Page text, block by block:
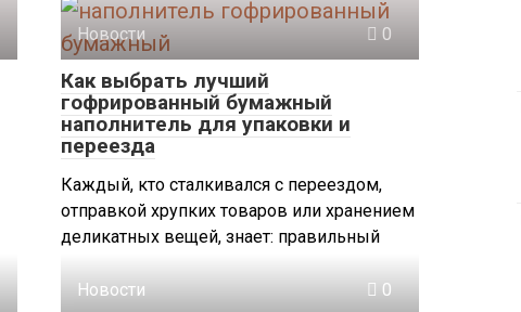
Новости 0
Как выбрать лучший
гофрированный бумажный
наполнитель для упаковки и
переезда
Каждый, кто сталкивался с переездом,
отправкой хрупких товаров или хранением
деликатных вещей, знает: правильный
Новости 0